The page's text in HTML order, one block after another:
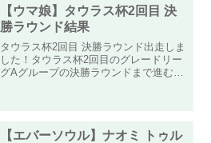
す！アルベドがタンクとして...
【ウマ娘】タウラス杯2回目 決
勝ラウンド結果
タウラス杯2回目 決勝ラウンド出走しま
した！タウラス杯2回目のグレードリー
グAグループの決勝ラウンドまで進むこ
【エバーソウル】ナオミ トゥル